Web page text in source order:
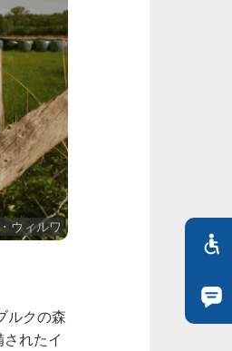
ウィルワ
ルクの森
れたイ